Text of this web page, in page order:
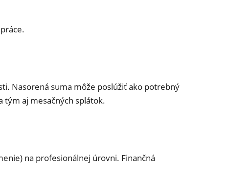
Nasorená suma môže poslúžiť ako potrebný
tým aj mesačných splátok.
na profesionálnej úrovni. Finančná